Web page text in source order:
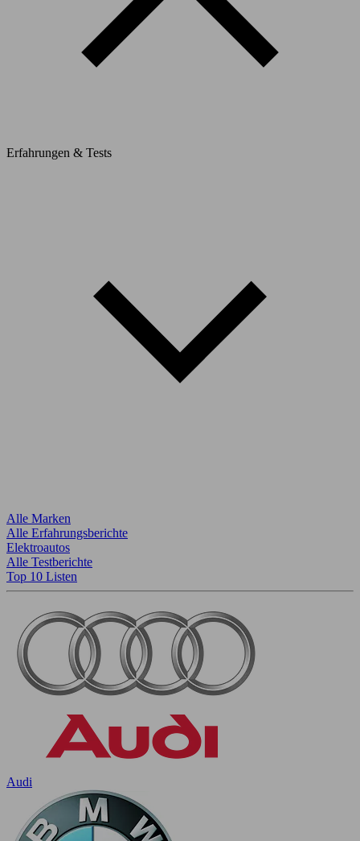
Erfahrungen & Tests
Alle Marken
Alle Erfahrungsberichte
Elektroautos
Alle Testberichte
Top 10 Listen
Audi